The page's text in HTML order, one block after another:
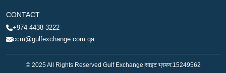
CONTACT
+974 4438 3222
ccm@gulfexchange.com.qa
© 2025 All Rights Reserved Gulf Exchange साइट भ्रमण:15249562